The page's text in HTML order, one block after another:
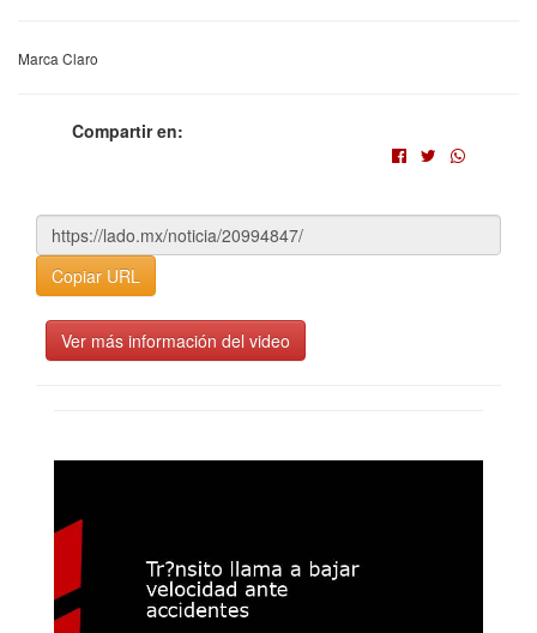
Marca Claro
Compartir en:
Copiar URL
Ver más información del video